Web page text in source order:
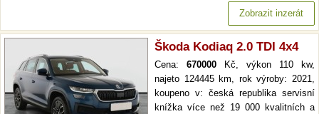
Zobrazit inzerát
Škoda Kodiaq 2.0 TDI 4x4
Cena: 670000 Kč, výkon 110 kw,
najeto 124445 km, rok výroby: 2021,
koupeno v: česká republika servisní
knížka více než 19 000 kvalitních a